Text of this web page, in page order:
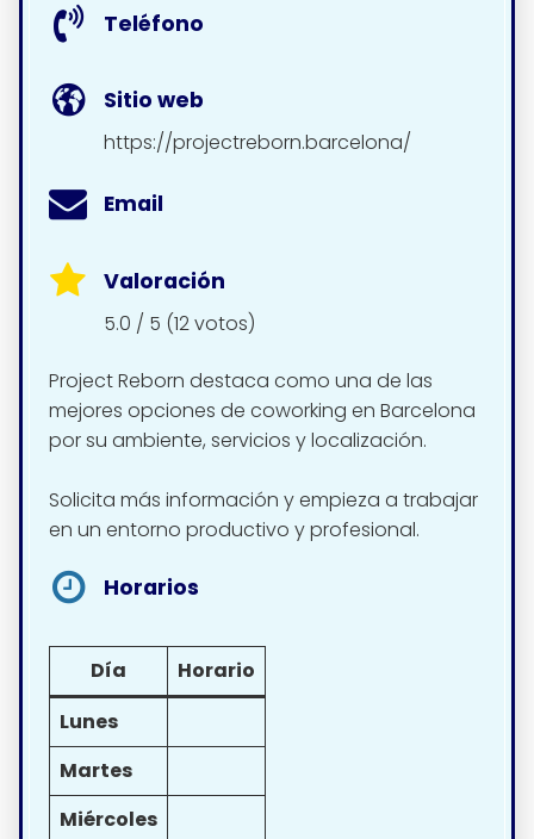
Teléfono
Sitio web
https://projectreborn.barcelona/
Email
Valoración
5.0 / 5 (12 votos)
Project Reborn destaca como una de las
mejores opciones de coworking en Barcelona
por su ambiente, servicios y localización.
Solicita más información y empieza a trabajar
en un entorno productivo y profesional.
Horarios
Día
Horario
Lunes
Martes
Miércoles